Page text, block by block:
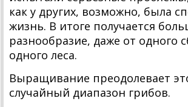
как у других, возможно, была
жизнь. В итоге получается
разнообразие, даже от одного
одного леса.
Выращивание преодолевает
случайный диапазон грибов.